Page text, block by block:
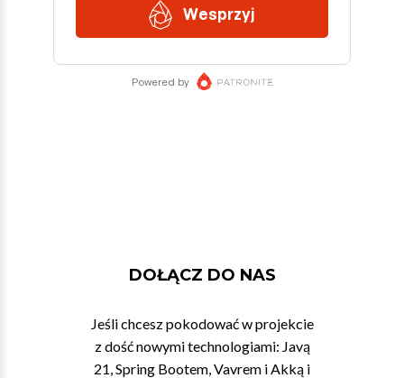
DOŁĄCZ DO NAS
Jeśli chcesz pokodować w projekcie
z dość nowymi technologiami: Javą
21, Spring Bootem, Vavrem i Akką i